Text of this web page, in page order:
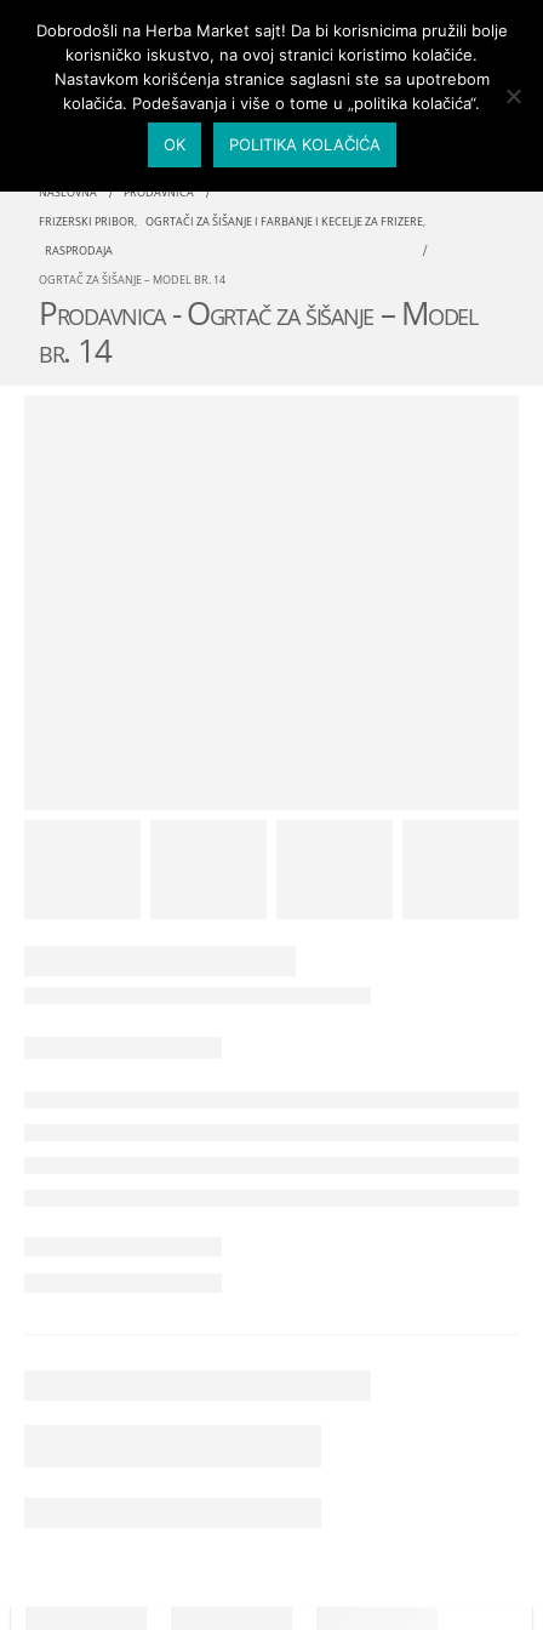
PRIJAVA/MOJ NALOG
NASLOVNA
PRODAVNICA
FRIZERSKI PRIBOR, OGRTAČI ZA ŠIŠANJE I FARBANJE I KECELJE ZA FRIZERE,
RASPRODAJA
OGRTAČ ZA ŠIŠANJE – MODEL BR. 14
Prodavnica - Ogrtač za šišanje – Model
br. 14
Dobrodošli na Herba Market sajt! Da bi korisnicima pružili bolje
korisničko iskustvo, na ovoj stranici koristimo kolačiće.
Nastavkom korišćenja stranice saglasni ste sa upotrebom
kolačića. Podešavanja i više o tome u „politika kolačića“.
OK POLITIKA KOLAČIĆA